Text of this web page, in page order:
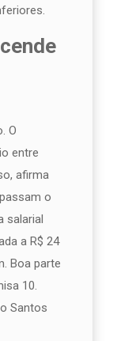
O
entre
afirma
o
salarial
a R$ 24
Boa parte
10.
Santos